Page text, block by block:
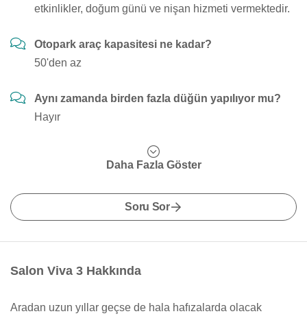
etkinlikler, doğum günü ve nişan hizmeti vermektedir.
Otopark araç kapasitesi ne kadar?
50'den az
Aynı zamanda birden fazla düğün yapılıyor mu?
Hayır
Daha Fazla Göster
Soru Sor
Salon Viva 3 Hakkında
Aradan uzun yıllar geçse de hala hafızalarda olacak